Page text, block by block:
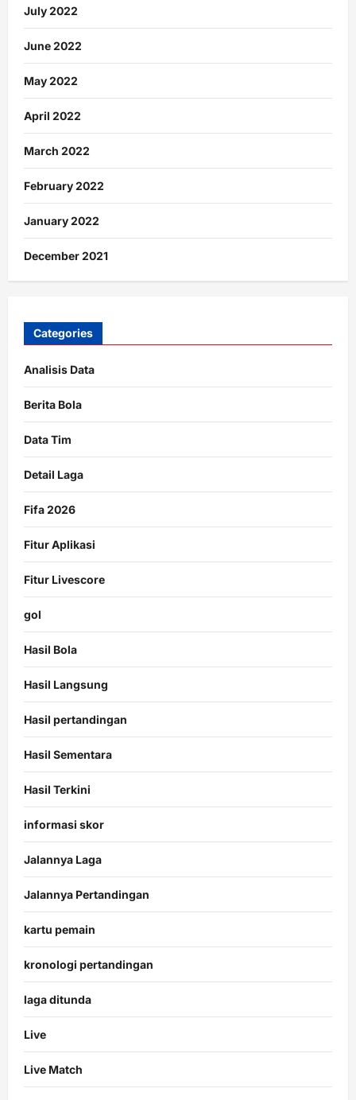
July 2022
June 2022
May 2022
April 2022
March 2022
February 2022
January 2022
December 2021
Categories
Analisis Data
Berita Bola
Data Tim
Detail Laga
Fifa 2026
Fitur Aplikasi
Fitur Livescore
gol
Hasil Bola
Hasil Langsung
Hasil pertandingan
Hasil Sementara
Hasil Terkini
informasi skor
Jalannya Laga
Jalannya Pertandingan
kartu pemain
kronologi pertandingan
laga ditunda
Live
Live Match